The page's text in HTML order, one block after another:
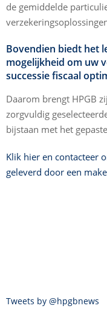
de gemiddelde
Bovendien biedt het
mogelijkheid om uw
successie fiscaal
Daarom brengt HPGB
zorgvuldig
bijstaan met het
Klik hier en contacteer
geleverd door een
Tweets by @hpgbnews